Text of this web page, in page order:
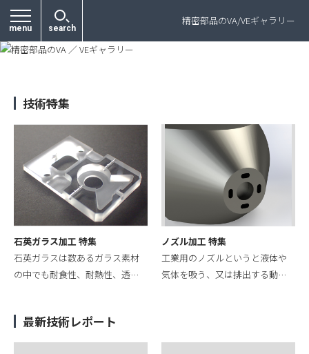
menu search
精密部品のVA/VEギャラリー
技術特集
石英ガラス加工 特集
石英ガラスは数あるガラス素材
の中でも耐食性、耐熱性、透…
ノズル加工 特集
工業用のノズルというと液体や
気体を吸う、又は排出する動…
最新技術レポート